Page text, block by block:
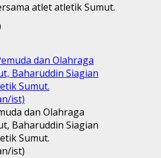
atlet atletik Sumut.
dan Olahraga
Baharuddin Siagian
Sumut.
ist)